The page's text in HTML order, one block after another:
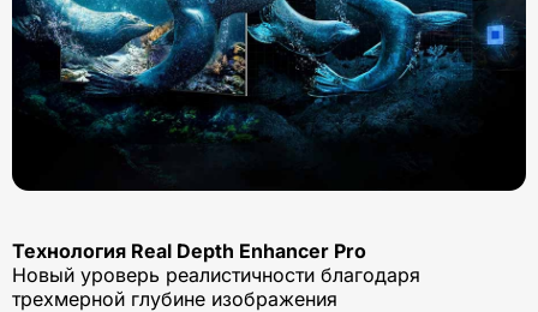
Технология Real Depth Enhancer Pro
Новый уроверь реалистичности благодаря
трехмерной глубине изображения